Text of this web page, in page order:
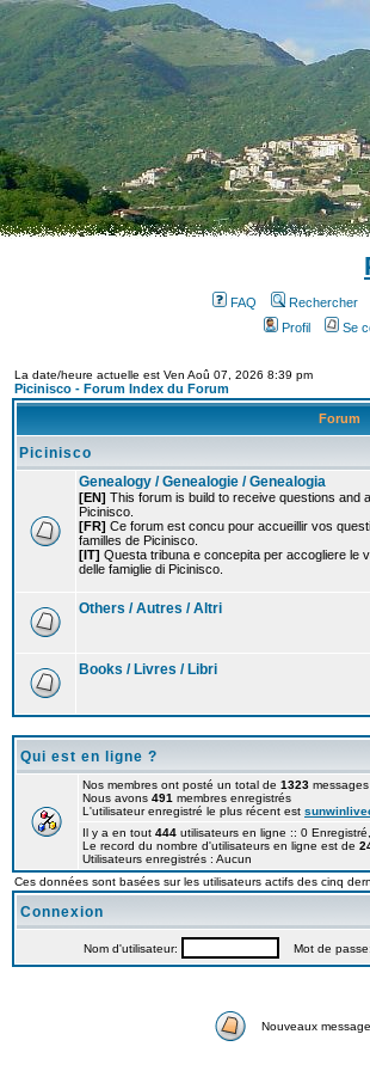
FAQ Rechercher
Profil
Se
La date/heure actuelle est Ven Aoû 07, 2026 8:39 pm
Picinisco - Forum Index du Forum
Forum
Picinisco
Genealogy / Genealogie / Genealogia
[EN] This forum is build to receive questions and
Picinisco.
[FR] Ce forum est concu pour accueillir vos
familles de Picinisco.
[IT] Questa tribuna e concepita per accogliere le
delle famiglie di Picinisco.
Others / Autres / Altri
Books / Livres / Libri
Qui est en ligne ?
Nos membres ont posté un total de 1323 messages
Nous avons 491 membres enregistrés
L'utilisateur enregistré le plus récent est
Il y a en tout 444 utilisateurs en ligne :: 0
Le record du nombre d'utilisateurs en ligne est de
Utilisateurs enregistrés : Aucun
Ces données sont basées sur les utilisateurs actifs des cinq
Connexion
Nom d'utilisateur: Mot de passe:
Nouveaux